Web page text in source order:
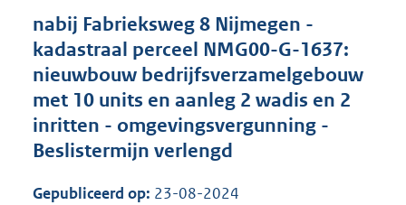
r
o
t
t
:
nabij Fabrieksweg 8 Nijmegen -
kadastraal perceel NMG00-G-1637:
nieuwbouw bedrijfsverzamelgebouw
met 10 units en aanleg 2 wadis en 2
inritten - omgevingsvergunning -
Beslistermijn verlengd
Gepubliceerd op: 23-08-2024